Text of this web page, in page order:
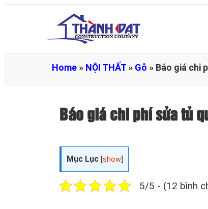
Home » NỘI THẤT » Gỗ » Báo giá chi
Báo giá chi phí sửa tủ
Mục Lục [show
5/5 - (12 bình